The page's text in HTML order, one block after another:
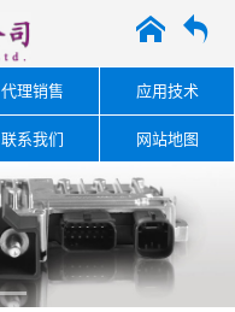
A O
代理销售 应用技术
联系我们 网站地图